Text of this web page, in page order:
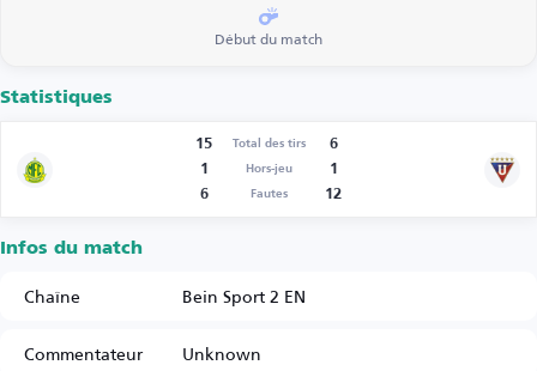
Début du match
Statistiques
15 Total des tirs
6
1
Hors-jeu
1
6
Fautes 12
Infos du match
Chaîne
Bein Sport 2 EN
Commentateur
Unknown